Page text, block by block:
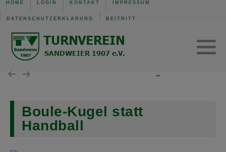
HOME LOGIN KONTAKT IMPRESSUM
DATENSCHUTZERKLÄRUNG BEITRITT
Boule-Kugel statt
Handball
TVS Baden-Baden 1907
Wochenübersicht TVS BB
Trainingszeiten
Gerätturnen w.
Verwaltung
Mannschaft der Woche